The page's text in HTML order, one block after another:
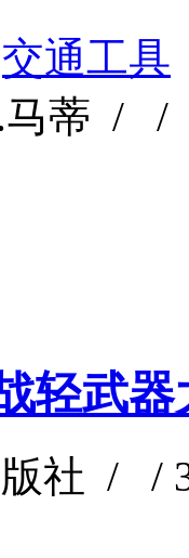
交通工具
.马蒂 / /
轻武器
社 / /